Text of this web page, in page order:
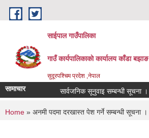
Skip to main content
साईपाल गाउँपालिका
गाउँ कार्यपालिकाकाे कार्यालय काँडा बझाङ
सुदूरपश्चिम प्रदेश ,नेपाल
सामाचार सार्वजनिक सूनुवाइ सम्बन्धी सूचना ।
You are here
Home » अनमी पदमा दरखास्त पेश गर्ने सम्बन्धी सूचना ।